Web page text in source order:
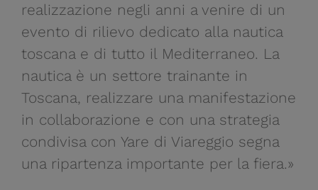
realizzazione negli anni a venire di un
evento di rilievo dedicato alla nautica
toscana e di tutto il Mediterraneo. La
nautica è un settore trainante in
Toscana, realizzare una manifestazione
in collaborazione e con una strategia
condivisa con Yare di Viareggio segna
una ripartenza importante per la fiera.»